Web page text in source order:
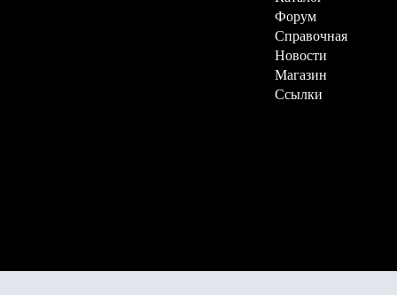
Форум
Справочная
Новости
Магазин
Ссылки